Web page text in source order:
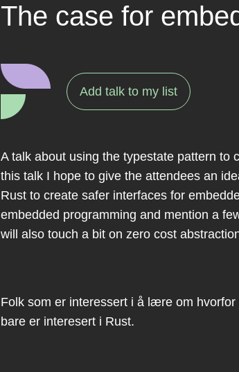
The case for
Add talk to my list
A talk about using the typestate pattern to
this talk I hope to give the attendees an
Rust to create safer interfaces for
embedded programming and mention a
will also touch a bit on zero cost
Folk som er interessert i å lære om
bare er interesert i Rust.